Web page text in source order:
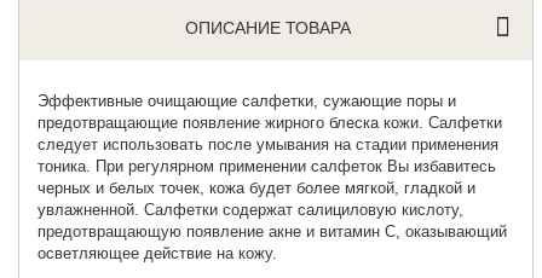
ОПИСАНИЕ ТОВАРА
Эффективные очищающие салфетки , сужающие поры и
предотвращающие появление жирного блеска кожи. Салфетки
следует использовать после умывания на стадии применения
тоника. При регулярном применении салфеток Вы избавитесь
черных и белых точек, кожа будет более мягкой, гладкой и
увлажненной. Салфетки содержат салициловую кислоту,
предотвращающую появление акне и витамин С, оказывающий
осветляющее действие на кожу.